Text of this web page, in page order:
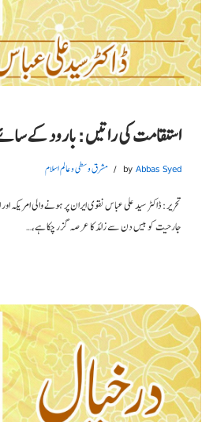
استقامت کی راتیں: بارود کے
by Abbas Syed مشرق وسطی و عالم اسلام
تحریر: ڈاکٹر سید علی عباس نقوی ایران پر ہونے والی امریکہ
جارحیت کو بیس دن سے زائد کا عرصہ گزر چکا ہے،…